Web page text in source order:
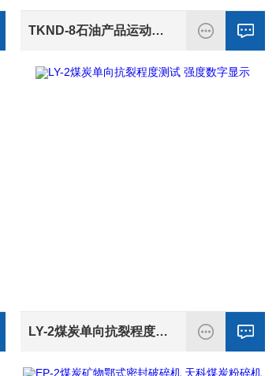
TKND-8石油产品运动粘度自动测定仪 七寸彩屏
LY-2煤炭单向抗裂程度测试 强度数字显示